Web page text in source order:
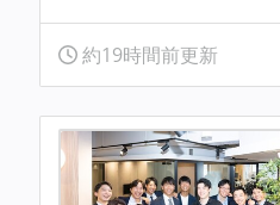
約19時間前更新